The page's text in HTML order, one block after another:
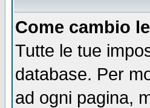
Come cambio
Tutte le tue
database. Per
ad ogni pagina,